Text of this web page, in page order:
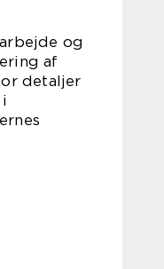
og
af
detaljer